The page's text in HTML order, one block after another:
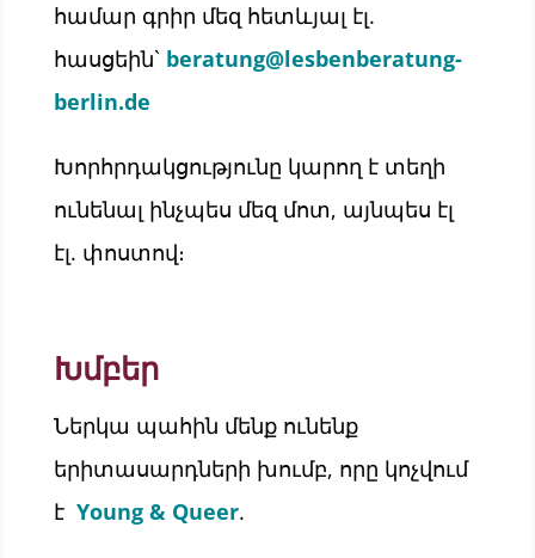
համար գրիր մեզ հետևյալ էլ.
հասցեին` beratung@lesbenberatung-
berlin.de
Խորհրդակցությունը կարող է տեղի
ունենալ ինչպես մեզ մոտ, այնպես էլ
էլ. փոստով։
Խմբեր
Ներկա պահին մենք ունենք
երիտասարդների խումբ, որը կոչվում
է Young & Queer.